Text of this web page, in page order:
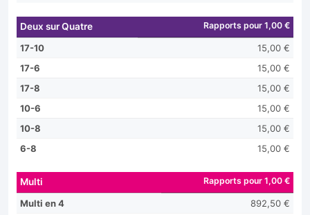
Deux sur Quatre Rapports pour 1,00 €
17-10
15,00 €
17-6
15,00 €
17-8
15,00 €
10-6
15,00 €
10-8
15,00 €
6-8
15,00 €
Multi Rapports pour 1,00 €
Multi en 4
892,50 €